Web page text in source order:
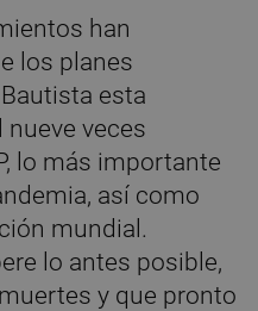
han
los planes
esta
nueve veces
lo más importante
así como
mundial.
lo antes posible,
y que pronto